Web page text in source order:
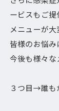
ービスもご
メニューが
皆様のお悩み
今後も様々な
３つ目→誰も